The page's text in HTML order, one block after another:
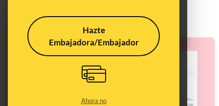
Hazte
Embajadora/Embajador
Ahora no
Publicado el
Actualizado el
Nov 10, 2021, 8:17:00 AM